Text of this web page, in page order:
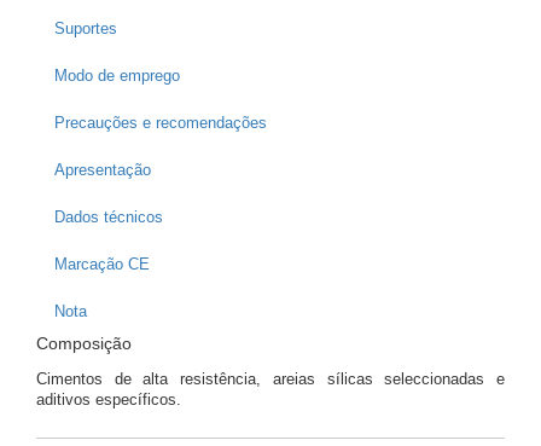
Suportes
Modo de emprego
Precauções e recomendações
Apresentação
Dados técnicos
Marcação CE
Nota
Composição
Cimentos de alta resistência, areias sílicas seleccionadas e
aditivos específicos.